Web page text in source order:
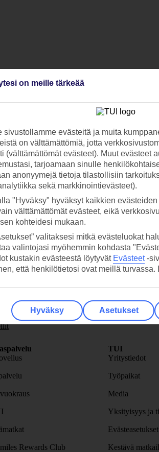
>
Rewards Club
TUI
Yritystiedot
Työpaikat
Media
Yksityisyys ja
Evästeasetukset
Kestävä
on meille tärkeää
sivustollamme evästeitä ja muita
on välttämättömiä, jotta
(välttämättömät evästeet). Muut evästeet
tarjoamaan sinulle
anonyymejä tietoja tilastollisiin
sekä markkinointievästeet).
"Hyväksy" hyväksyt kaikkien
välttämättömät evästeet, eikä
kohteidesi mukaan.
valitaksesi mitkä evästeluokat
valintojasi myöhemmin kohdasta
kustakin evästeestä löytyvät Evästeet-
että henkilötietosi ovat meillä turvassa.
Hyväksy Asetukset